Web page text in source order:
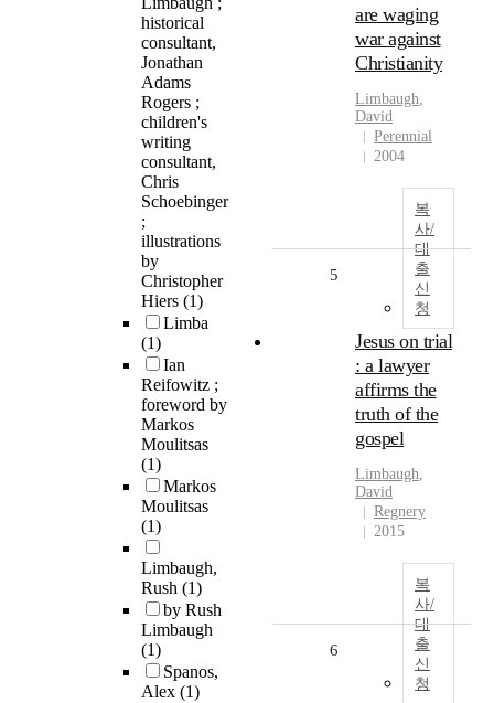
historical
consultant,
Jonathan
Adams
Rogers ;
children's
writing
consultant,
Chris
Schoebinger
;
illustrations
by
Christopher
Hiers (1)
Limba
(1)
Ian
Reifowitz ;
foreword by
Markos
Moulitsas
(1)
Markos
Moulitsas
(1)
Limbaugh,
Rush (1)
by Rush
Limbaugh
(1)
Spanos,
Alex (1)
are waging
war against
Christianity
Limbaugh,
David
Perennial
2004
복
사/
대
출
신
청
5
Jesus on trial
: a lawyer
affirms the
truth of the
gospel
Limbaugh,
David
Regnery
2015
복
사/
대
출
신
청
6